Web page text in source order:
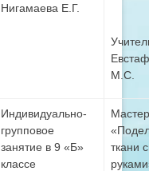
Нигамаева Е.Г.
М.С.
Индивидуально-
групповое
занятие в 9 «Б»
классе
ткани